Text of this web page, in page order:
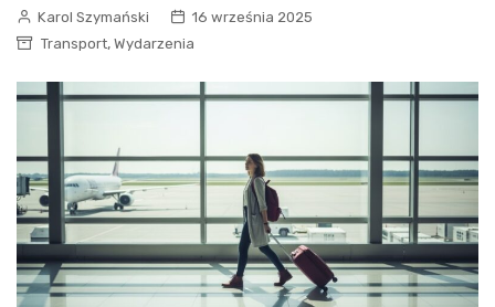
Karol Szymański
16 września 2025
Transport, Wydarzenia